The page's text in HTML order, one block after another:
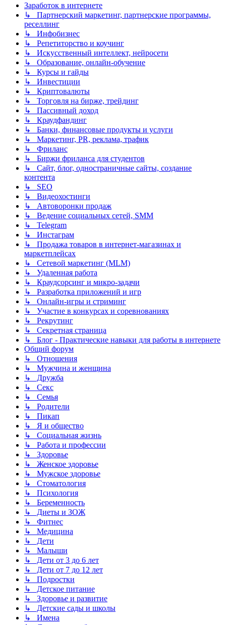
Заработок в интернете
↳ Партнерский маркетинг, партнерские программы,
реселлинг
↳ Инфобизнес
↳ Репетиторство и коучинг
↳ Искусственный интеллект, нейросети
↳ Образование, онлайн-обучение
↳ Курсы и гайды
↳ Инвестиции
↳ Криптовалюты
↳ Торговля на бирже, трейдинг
↳ Пассивный доход
↳ Краудфандинг
↳ Банки, финансовые продукты и услуги
↳ Маркетинг, PR, реклама, трафик
↳ Фриланс
↳ Биржи фриланса для студентов
↳ Сайт, блог, одностраничные сайты, создание
контента
↳ SEO
↳ Видеохостинги
↳ Автоворонки продаж
↳ Ведение социальных сетей, SMM
↳ Telegram
↳ Инстаграм
↳ Продажа товаров в интернет-магазинах и
маркетплейсах
↳ Сетевой маркетинг (MLM)
↳ Удаленная работа
↳ Краудсорсинг и микро-задачи
↳ Разработка приложений и игр
↳ Онлайн-игры и стриминг
↳ Участие в конкурсах и соревнованиях
↳ Рекрутинг
↳ Секретная страница
↳ Блог - Практические навыки для работы в интернете
Общий форум
↳ Отношения
↳ Мужчина и женщина
↳ Дружба
↳ Секс
↳ Семья
↳ Родители
↳ Пикап
↳ Я и общество
↳ Социальная жизнь
↳ Работа и профессии
↳ Здоровье
↳ Женское здоровье
↳ Мужское здоровье
↳ Стоматология
↳ Психология
↳ Беременность
↳ Диеты и ЗОЖ
↳ Фитнес
↳ Медицина
↳ Дети
↳ Малыши
↳ Дети от 3 до 6 лет
↳ Дети от 7 до 12 лет
↳ Подростки
↳ Детское питание
↳ Здоровье и развитие
↳ Детские сады и школы
↳ Имена